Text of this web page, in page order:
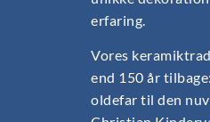
erfaring.
Vores
end 150 år
oldefar til den